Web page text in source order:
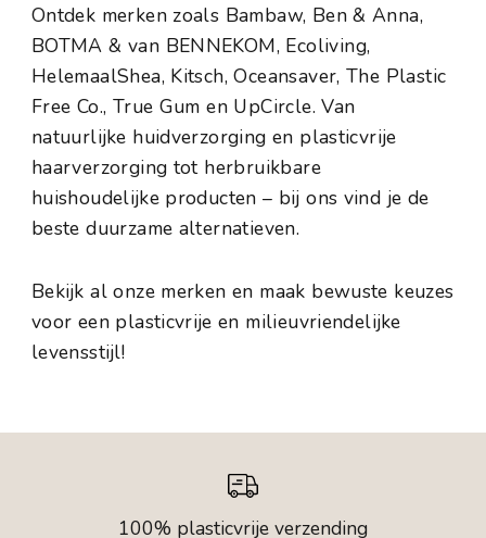
Ontdek merken zoals Bambaw, Ben & Anna,
BOTMA & van BENNEKOM, Ecoliving,
HelemaalShea, Kitsch, Oceansaver, The Plastic
Free Co., True Gum en UpCircle. Van
natuurlijke huidverzorging en plasticvrije
haarverzorging tot herbruikbare
huishoudelijke producten – bij ons vind je de
beste duurzame alternatieven.
Bekijk al onze merken en maak bewuste keuzes
voor een plasticvrije en milieuvriendelijke
levensstijl!
100% plasticvrije verzending